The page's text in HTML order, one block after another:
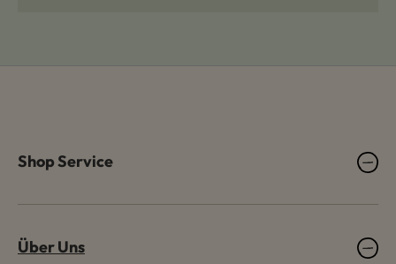
Shop Service
Über Uns